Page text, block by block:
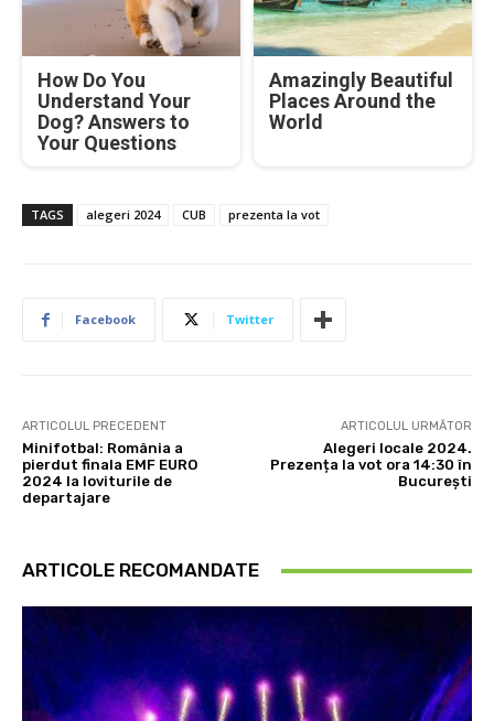
How Do You
Understand Your
Dog? Answers to
Your Questions
Amazingly Beautiful
Places Around the
World
TAGS alegeri 2024 CUB prezenta la vot
Facebook Twitter
ARTICOLUL PRECEDENT
Minifotbal: România a
pierdut finala EMF EURO
2024 la loviturile de
departajare
ARTICOLUL URMĂTOR
Alegeri locale 2024.
Prezența la vot ora 14:30 în
București
ARTICOLE RECOMANDATE